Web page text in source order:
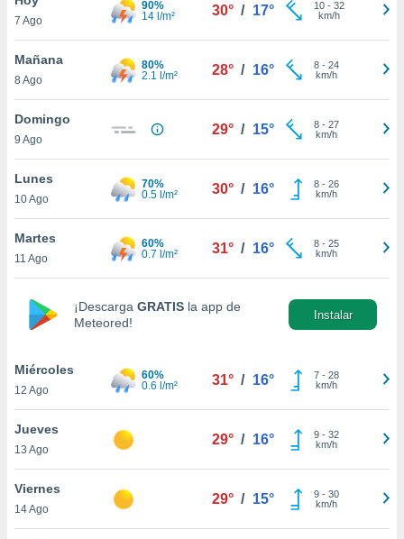
en
más
nuestra
de
aceptar
de
sitio
En
sean
7 Ago
90%
14 l/m²
30° / 17° 10- 32
km/h
Mañana
8 Ago
80%
2.1 l/m²
28° / 16° 8- 24
km/h
Domingo
9 Ago
29° / 15° 8- 27
km/h
Lunes
10 Ago
70%
0.5 l/m²
30° / 16° 8- 26
km/h
Martes
11 Ago
60%
0.7 l/m²
31° / 16° 8- 25
km/h
¡Descarga GRATIS la app de
Meteored!
Instalar
Miércoles
12 Ago
60%
0.6 l/m²
31° / 16° 7- 28
km/h
Jueves
13 Ago
29° / 16° 9- 32
km/h
Viernes
14 Ago
29° / 15° 9- 30
km/h